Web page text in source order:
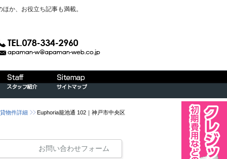
か、お役立ち記事も満載。
物件詳細
Euphoria籠池通 102｜神戸市中央区
お問い合わせフォーム